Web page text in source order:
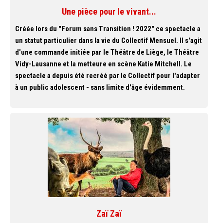
Une pièce pour le vivant...
Créée lors du "Forum sans Transition ! 2022" ce spectacle a
un statut particulier dans la vie du Collectif Mensuel. Il s'agit
d'une commande initiée par le Théâtre de Liège, le Théâtre
Vidy-Lausanne et la metteure en scène Katie Mitchell. Le
spectacle a depuis été recréé par le Collectif pour l'adapter
à un public adolescent - sans limite d'âge évidemment.
Zaï Zaï